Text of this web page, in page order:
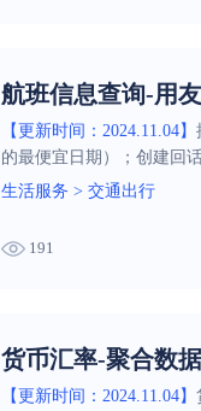
航班信息查询-用友
【更新时间：2024.11.04】
的最便宜日期）；创建回
生活服务 > 交通出行
191
货币汇率-聚合数据
【更新时间：2024.11.04】